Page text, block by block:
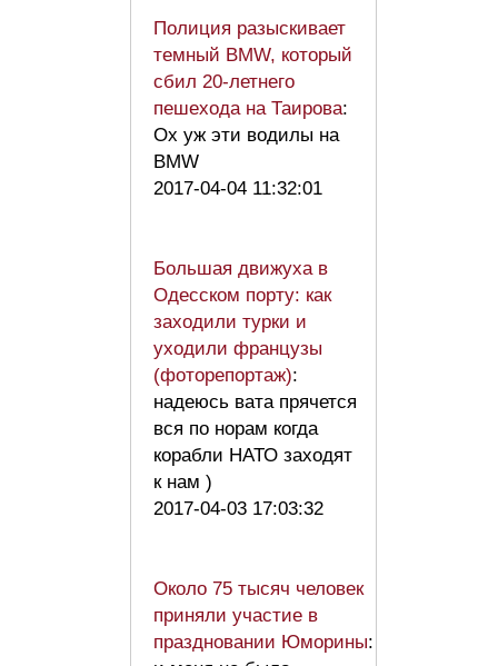
Полиция разыскивает
темный BMW, который
сбил 20-летнего
пешехода на Таирова:
Ох уж эти водилы на
BMW
2017-04-04 11:32:01
Большая движуха в
Одесском порту: как
заходили турки и
уходили французы
(фоторепортаж):
надеюсь вата прячется
вся по норам когда
корабли НАТО заходят
к нам )
2017-04-03 17:03:32
Около 75 тысяч человек
приняли участие в
праздновании Юморины: